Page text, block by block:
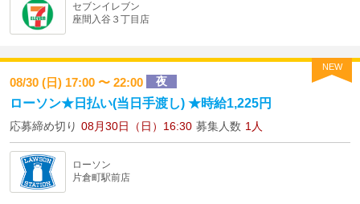
セブンイレブン
座間入谷３丁目店
NEW
08/30 (日) 17:00 〜 22:00 夜
ローソン★日払い(当日手渡し) ★時給1,225円
応募締め切り 08月30日（日）16:30 募集人数 1人
ローソン
片倉町駅前店